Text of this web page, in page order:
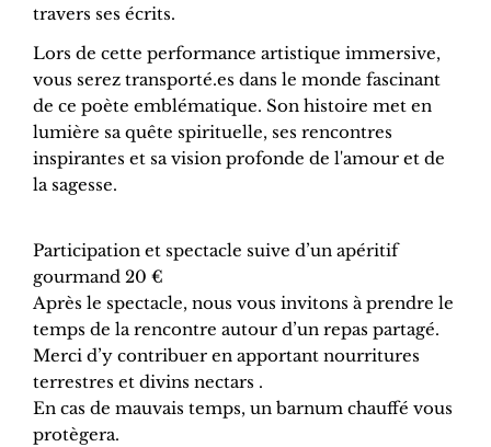
travers ses écrits.
Lors de cette performance artistique immersive,
vous serez transporté.es dans le monde fascinant
de ce poète emblématique. Son histoire met en
lumière sa quête spirituelle, ses rencontres
inspirantes et sa vision profonde de l'amour et de
la sagesse.
Participation et spectacle suive d’un apéritif
gourmand 20 €
Après le spectacle, nous vous invitons à prendre le
temps de la rencontre autour d’un repas partagé.
Merci d’y contribuer en apportant nourritures
terrestres et divins nectars .
En cas de mauvais temps, un barnum chauffé vous
protègera.